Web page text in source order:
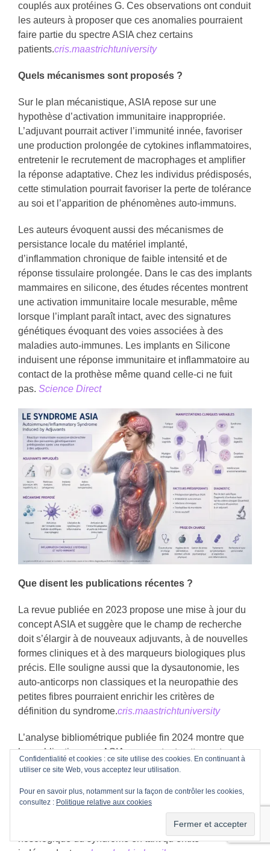
couplés aux protéines G. Ces observations ont conduit
les auteurs à proposer que ces anomalies pourraient
faire partie du spectre ASIA chez certains
patients.cris.maastrichtuniversity
Quels mécanismes sont proposés ?
Sur le plan mécanistique, ASIA repose sur une
hypothèse d’activation immunitaire inappropriée.
L’adjuvant pourrait activer l’immunité innée, favoriser
une production prolongée de cytokines inflammatoires,
entretenir le recrutement de macrophages et amplifier
la réponse adaptative. Chez les individus prédisposés,
cette stimulation pourrait favoriser la perte de tolérance
au soi et l’apparition de phénomènes auto-immuns.
Les auteurs évoquent aussi des mécanismes de
persistance locale du matériel implanté,
d’inflammation chronique de faible intensité et de
réponse tissulaire prolongée. Dans le cas des implants
mammaires en silicone, des études récentes montrent
une activation immunitaire locale mesurable, même
lorsque l’implant paraît intact, avec des signatures
génétiques évoquant des voies associées à des
maladies auto-immunes. Les implants en Silicone
induisent une réponse immunitaire et inflammatoire au
contact de la prothèse même quand celle-ci ne fuit
pas. Science Direct
Que disent les publications récentes ?
La revue publiée en 2023 propose une mise à jour du
concept ASIA et suggère que le champ de recherche
doit s’élargir à de nouveaux adjuvants, à de nouvelles
formes cliniques et à des marqueurs biologiques plus
précis. Elle souligne aussi que la dysautonomie, les
auto-anticorps non classiques et la neuropathie des
petites fibres pourraient enrichir les critères de
définition du syndrome.cris.maastrichtuniversity
L’analyse bibliométrique publiée fin 2024 montre que
les publications sur ASIA augmentent nettement, avec
des collaborations internationales en croissance et un
impliqués. Cette dynamique scientifique témoigne d’un
question centrale : celle de la validité clinique et
nosologique du syndrome en tant qu’entité
Confidentialité et cookies : ce site utilise des cookies. En continuant à
utiliser ce site Web, vous acceptez leur utilisation.
Pour en savoir plus, notamment sur la façon de contrôler les cookies,
consultez : Politique relative aux cookies